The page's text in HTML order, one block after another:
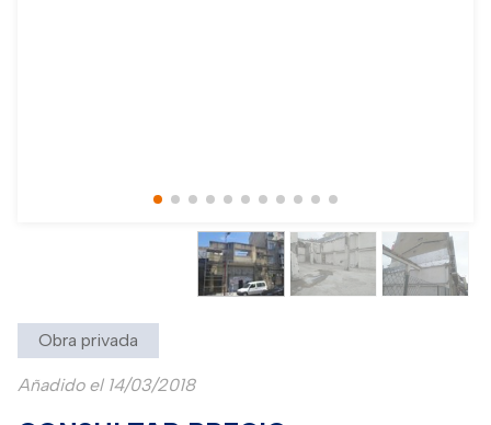
Obra privada
Añadido el 14/03/2018